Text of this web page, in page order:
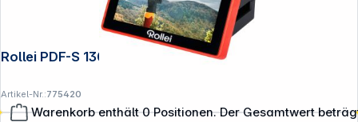
Warenkorb enthält 0 Positionen. Der Gesamtwert
Rollei PDF-S 1300 SE
Artikel-Nr.:775420